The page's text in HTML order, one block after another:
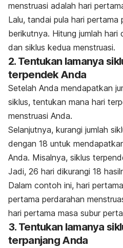
menstruasi adalah hari
Lalu, tandai pula hari pertama
berikutnya. Hitung jumlah hari
dan siklus kedua menstruasi.
2. Tentukan lamanya
terpendek Anda
Setelah Anda mendapatkan
siklus, tentukan mana hari
menstruasi Anda.
Selanjutnya, kurangi jumlah
dengan 18 untuk
Anda. Misalnya, siklus
Jadi, 26 hari dikurangi 18
Dalam contoh ini, hari
pertama perdarahan
hari pertama masa subur
3. Tentukan lamanya
terpanjang Anda